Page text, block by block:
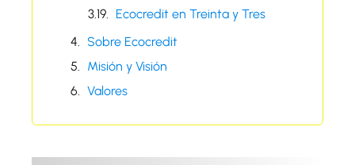
Ecocredit en Treinta y Tres
Sobre Ecocredit
Misión y Visión
Valores